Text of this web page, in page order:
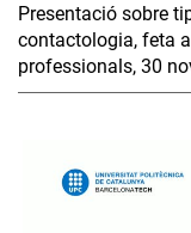
Presentació sobre
contactologia, feta
professionals, 30